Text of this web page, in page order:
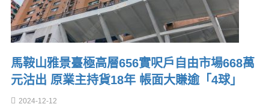
馬鞍山雅景臺極高層656實呎戶自由市場668萬
元沽出 原業主持貨18年 帳面大賺逾「4球」
2024-12-12